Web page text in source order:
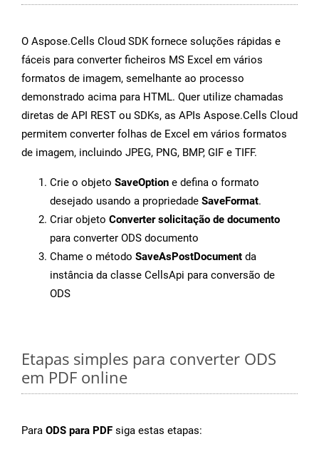
O Aspose.Cells Cloud SDK fornece soluções rápidas e
fáceis para converter ficheiros MS Excel em vários
formatos de imagem, semelhante ao processo
demonstrado acima para HTML. Quer utilize chamadas
diretas de API REST ou SDKs, as APIs Aspose.Cells Cloud
permitem converter folhas de Excel em vários formatos
de imagem, incluindo JPEG, PNG, BMP, GIF e TIFF.
Crie o objeto SaveOption e defina o formato
desejado usando a propriedade SaveFormat.
Criar objeto Converter solicitação de documento
para converter ODS documento
Chame o método SaveAsPostDocument da
instância da classe CellsApi para conversão de
ODS
Etapas simples para converter ODS
em PDF online
Para ODS para PDF siga estas etapas: